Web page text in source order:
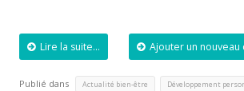
Lire la suite... Ajouter un
Publié dans Actualité bien-être Développement